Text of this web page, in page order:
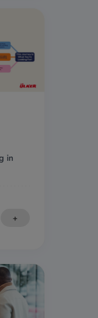
in
+